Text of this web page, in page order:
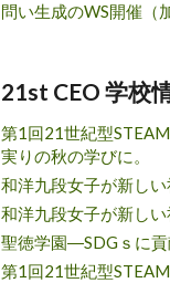
問い生成のWS開催（
21st CEO 学校
第1回21世紀型
実りの秋の学びに。
和洋九段女子が新しい
和洋九段女子が新しい
聖徳学園―SDGｓに
第1回21世紀型